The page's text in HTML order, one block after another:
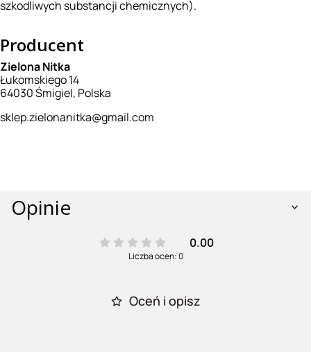
szkodliwych substancji chemicznych).
Producent
Zielona Nitka
Łukomskiego 14
64030 Śmigiel, Polska
sklep.zielonanitka@gmail.com
Opinie
0.00
Liczba ocen: 0
Oceń i opisz